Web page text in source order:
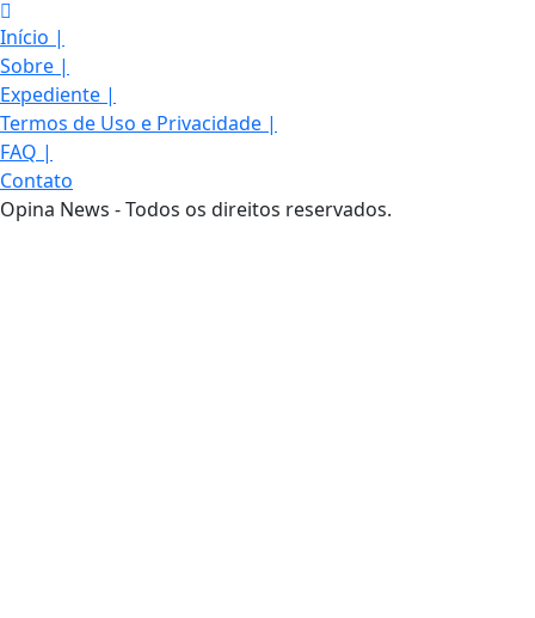
Início |
Sobre |
Expediente |
Termos de Uso e Privacidade |
FAQ |
Contato
Opina News - Todos os direitos reservados.